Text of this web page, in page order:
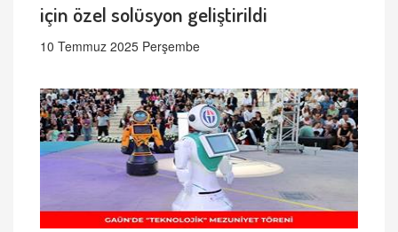
için özel solüsyon geliştirildi
10 Temmuz 2025 Perşembe